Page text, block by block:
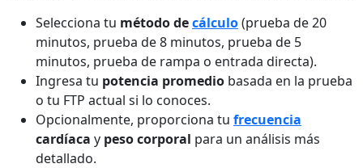
Selecciona tu método decálculo(prueba de 20
minutos, prueba de 8 minutos, prueba de 5
minutos, prueba de rampa o entrada directa).
Ingresa tu potencia promedio basada en la prueba
o tu FTP actual si lo conoces.
Opcionalmente, proporciona tu frecuencia
cardíaca y peso corporal para un análisis más
detallado.